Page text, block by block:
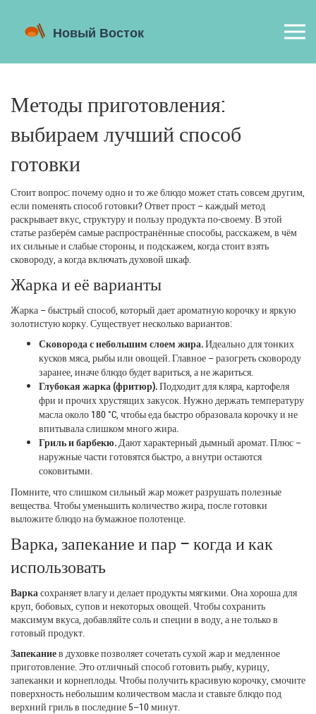
Методы приготовления:
выбираем лучший способ
готовки
Стоит вопрос: почему одно и то же блюдо может стать совсем другим,
если поменять способ готовки? Ответ прост – каждый метод
раскрывает вкус, структуру и пользу продукта по‑своему. В этой
статье разберём самые распространённые способы, расскажем, в чём
их сильные и слабые стороны, и подскажем, когда стоит взять
сковороду, а когда включать духовой шкаф.
Жарка и её варианты
Жарка – быстрый способ, который дает ароматную корочку и яркую
золотистую корку. Существует несколько вариантов:
Сковорода с небольшим слоем жира.Идеально для тонких
кусков мяса, рыбы или овощей. Главное – разогреть сковороду
заранее, иначе блюдо будет вариться, а не жариться.
Глубокая жарка (фритюр).Подходит для кляра, картофеля
фри и прочих хрустящих закусок. Нужно держать температуру
масла около 180 °C, чтобы еда быстро образовала корочку и не
впитывала слишком много жира.
Гриль и барбекю. Дают характерный дымный аромат. Плюс –
наружные части готовятся быстро, а внутри остаются
соковитыми.
Помните, что слишком сильный жар может разрушать полезные
вещества. Чтобы уменьшить количество жира, после готовки
выложите блюдо на бумажное полотенце.
Варка, запекание и пар – когда и как
использовать
Варкасохраняет влагу и делает продукты мягкими. Она хороша для
круп, бобовых, супов и некоторых овощей. Чтобы сохранить
максимум вкуса, добавляйте соль и специи в воду, а не только в
готовый продукт.
Запеканиев духовке позволяет сочетать сухой жар и медленное
приготовление. Это отличный способ готовить рыбу, курицу,
запеканки и корнеплоды. Чтобы получить красивую корочку, смочите
поверхность небольшим количеством масла и ставьте блюдо под
верхний гриль в последние 5–10 минут.